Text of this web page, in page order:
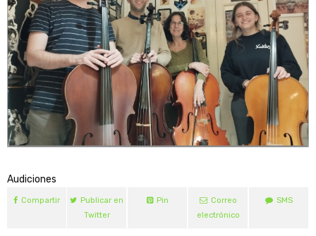
Audiciones
Compartir
Publicar en
Twitter
Pin
Correo
electrónico
SMS